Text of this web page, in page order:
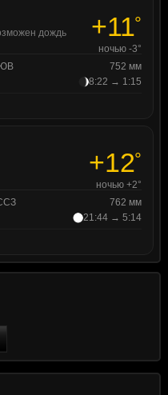
дождь +11°
ночью -3°
752 мм
8:22 → 1:15
+12°
ночью +2°
762 мм
21:44 → 5:14